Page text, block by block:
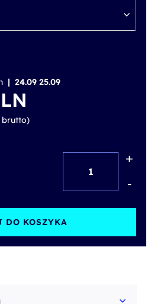
| 24.09 25.09
brutto)
Mapping
(VSM)
+
-
DO KOSZYKA